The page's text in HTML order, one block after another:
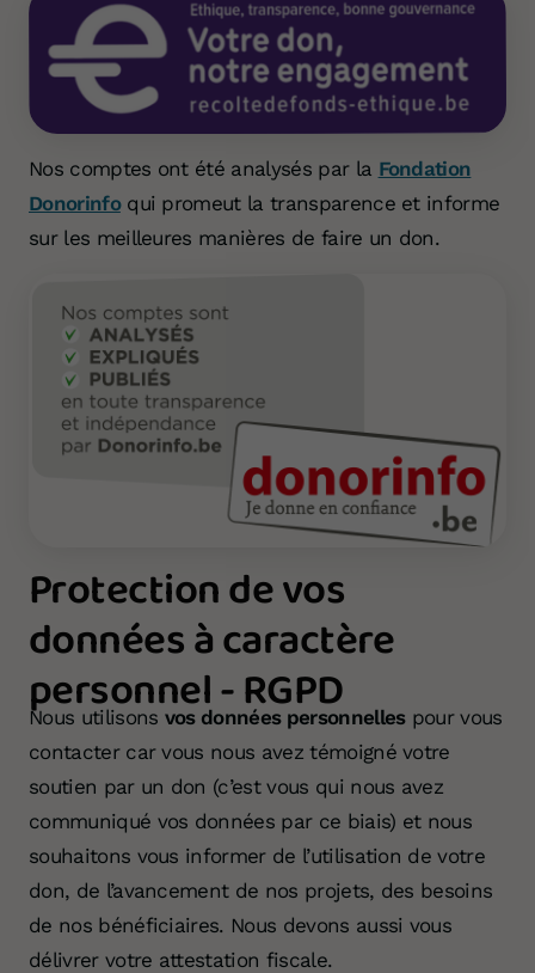
Nos comptes ont été analysés par la Fondation
Donorinfoqui promeut la transparence et informe
sur les meilleures manières de faire un don.
Protection de vos
données à caractère
personnel - RGPD
Nous utilisons vos données personnellespour vous
contacter car vous nous avez témoigné votre
soutien par un don (c’est vous qui nous avez
communiqué vos données par ce biais) et nous
souhaitons vous informer de l’utilisation de votre
don, de l’avancement de nos projets, des besoins
de nos bénéficiaires. Nous devons aussi vous
délivrer votre attestation fiscale.